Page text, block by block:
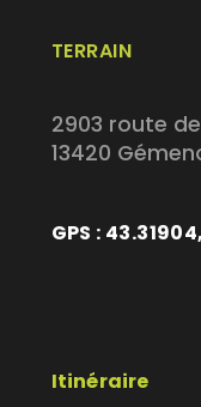
TERRAIN
2903 route
13420
GPS :
Itinéraire